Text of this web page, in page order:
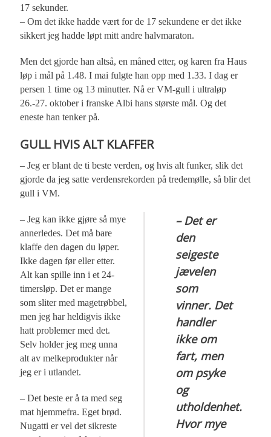
17 sekunder.
– Om det ikke hadde vært for de 17 sekundene er det ikke
sikkert jeg hadde løpt mitt andre halvmaraton.
Men det gjorde han altså, en måned etter, og karen fra Haus
løp i mål på 1.48. I mai fulgte han opp med 1.33. I dag er
persen 1 time og 13 minutter. Nå er VM-gull i ultraløp
26.-27. oktober i franske Albi hans største mål. Og det
eneste han tenker på.
GULL HVIS ALT KLAFFER
– Jeg er blant de ti beste verden, og hvis alt funker, slik det
gjorde da jeg satte verdensrekorden på tredemølle, så blir det
gull i VM.
– Det er
den
seigeste
jævelen
som
vinner. Det
handler
ikke om
fart, men
om psyke
og
utholdenhet.
Hvor mye
– Jeg kan ikke gjøre så mye
annerledes. Det må bare
klaffe den dagen du løper.
Ikke dagen før eller etter.
Alt kan spille inn i et 24-
timersløp. Det er mange
som sliter med magetrøbbel,
men jeg har heldigvis ikke
hatt problemer med det.
Selv holder jeg meg unna
alt av melkeprodukter når
jeg er i utlandet.
– Det beste er å ta med seg
mat hjemmefra. Eget brød.
Nugatti er vel det sikreste